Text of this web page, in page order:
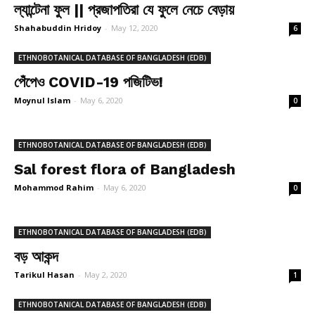
ল্যান্টেনা ফুল || প্রজাপতিরা যে ফুলে নেচে বেড়ায়
Shahabuddin Hridoy - May 12, 2020 6
ETHNOBOTANICAL DATABASE OF BANGLADESH (EDB)
পেঁপেও COVID-19 পজিটিভ!
Moynul Islam - May 6, 2020 0
ETHNOBOTANICAL DATABASE OF BANGLADESH (EDB)
Sal forest flora of Bangladesh
Mohammod Rahim - May 6, 2020 0
ETHNOBOTANICAL DATABASE OF BANGLADESH (EDB)
বড় আকন্দ
Tarikul Hasan - May 2, 2020 1
ETHNOBOTANICAL DATABASE OF BANGLADESH (EDB)